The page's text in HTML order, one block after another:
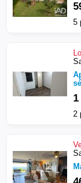
5
2